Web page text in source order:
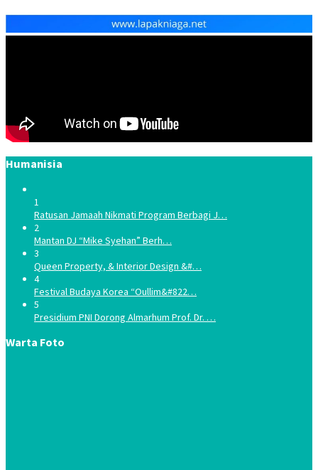
Humanisia
1
Ratusan Jamaah Nikmati Program Berbagi J…
2
Mantan DJ “Mike Syehan” Berh…
3
Queen Property, & Interior Design &#…
4
Festival Budaya Korea “Oullim&#822…
5
Presidium PNI Dorong Almarhum Prof. Dr. …
Warta Foto